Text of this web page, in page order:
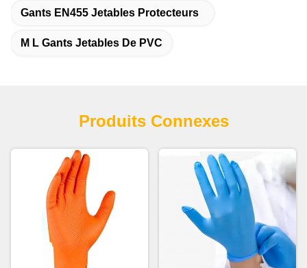
Gants EN455 Jetables Protecteurs
M L Gants Jetables De PVC
Produits Connexes